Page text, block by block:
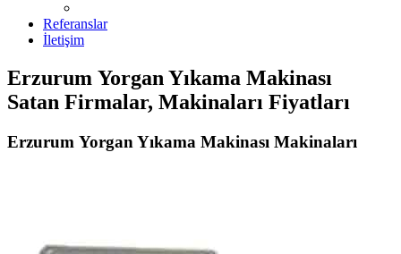
Referanslar
İletişim
Erzurum Yorgan Yıkama Makinası
Satan Firmalar, Makinaları Fiyatları
Erzurum Yorgan Yıkama Makinası Makinaları